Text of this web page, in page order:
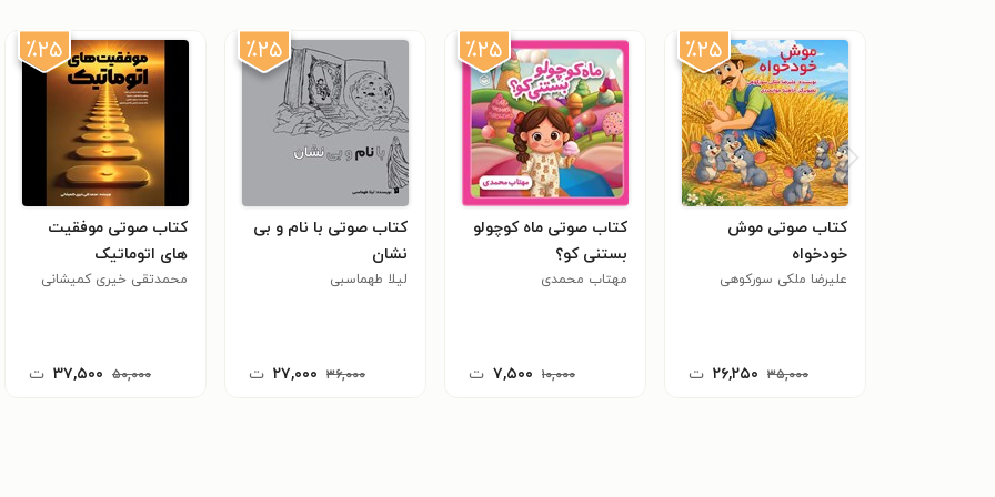
٪۲۵
کتاب صوتی موش
خودخواه
علیرضا ملکی سورکوهی
۳۵,۰۰۰ ۲۶,۲۵۰ ت
٪۲۵
کتاب صوتی ماه کوچولو
بستنی کو؟
مهتاب محمدی
۱۰,۰۰۰ ۷,۵۰۰ ت
٪۲۵
کتاب صوتی با نام و بی
نشان
لیلا طهماسبی
۳۶,۰۰۰ ۲۷,۰۰۰ ت
٪۲۵
کتاب صوتی موفقیت
های اتوماتیک
محمدتقی خیری کمیشانی
۵۰,۰۰۰ ۳۷,۵۰۰ ت